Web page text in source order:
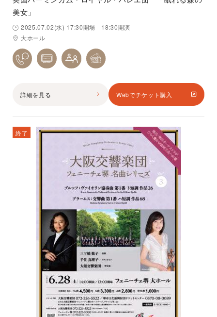
美女」
2025.07.02(水) 17:30開場 18:30開演
大ホール
詳細を見る Webでチケット購入
終了